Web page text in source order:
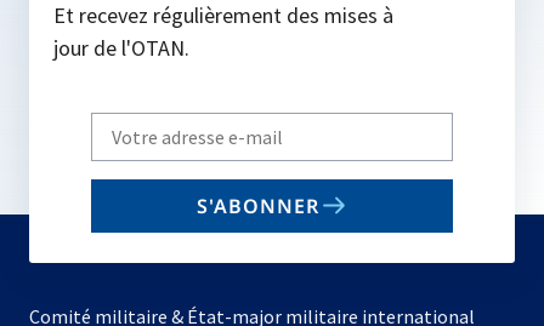
Et recevez régulièrement des mises à
jour de l'OTAN.
Write
your
email
S'ABONNER
Comité militaire & État-major militaire international